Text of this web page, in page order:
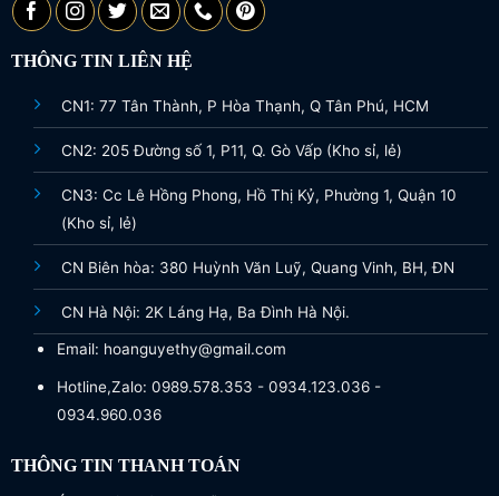
THÔNG TIN LIÊN HỆ
CN1: 77 Tân Thành, P Hòa Thạnh, Q Tân Phú, HCM
CN2: 205 Đường số 1, P11, Q. Gò Vấp (Kho sỉ, lẻ)
CN3: Cc Lê Hồng Phong, Hồ Thị Kỷ, Phường 1, Quận 10
(Kho sỉ, lẻ)
CN Biên hòa: 380 Huỳnh Văn Luỹ, Quang Vinh, BH, ĐN
CN Hà Nội: 2K Láng Hạ, Ba Đình Hà Nội.
Email: hoanguyethy@gmail.com
Hotline,Zalo: 0989.578.353 - 0934.123.036 -
0934.960.036
THÔNG TIN THANH TOÁN